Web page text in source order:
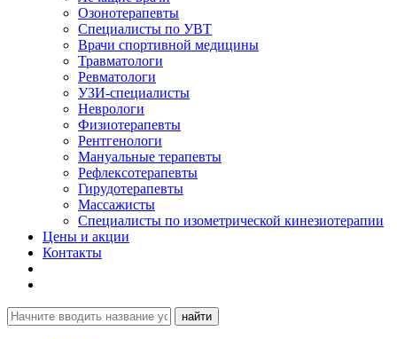
Озонотерапевты
Специалисты по УВТ
Врачи спортивной медицины
Травматологи
Ревматологи
УЗИ-специалисты
Неврологи
Физиотерапевты
Рентгенологи
Мануальные терапевты
Рефлексотерапевты
Гирудотерапевты
Массажисты
Специалисты по изометрической кинезиотерапии
Цены и акции
Контакты
найти